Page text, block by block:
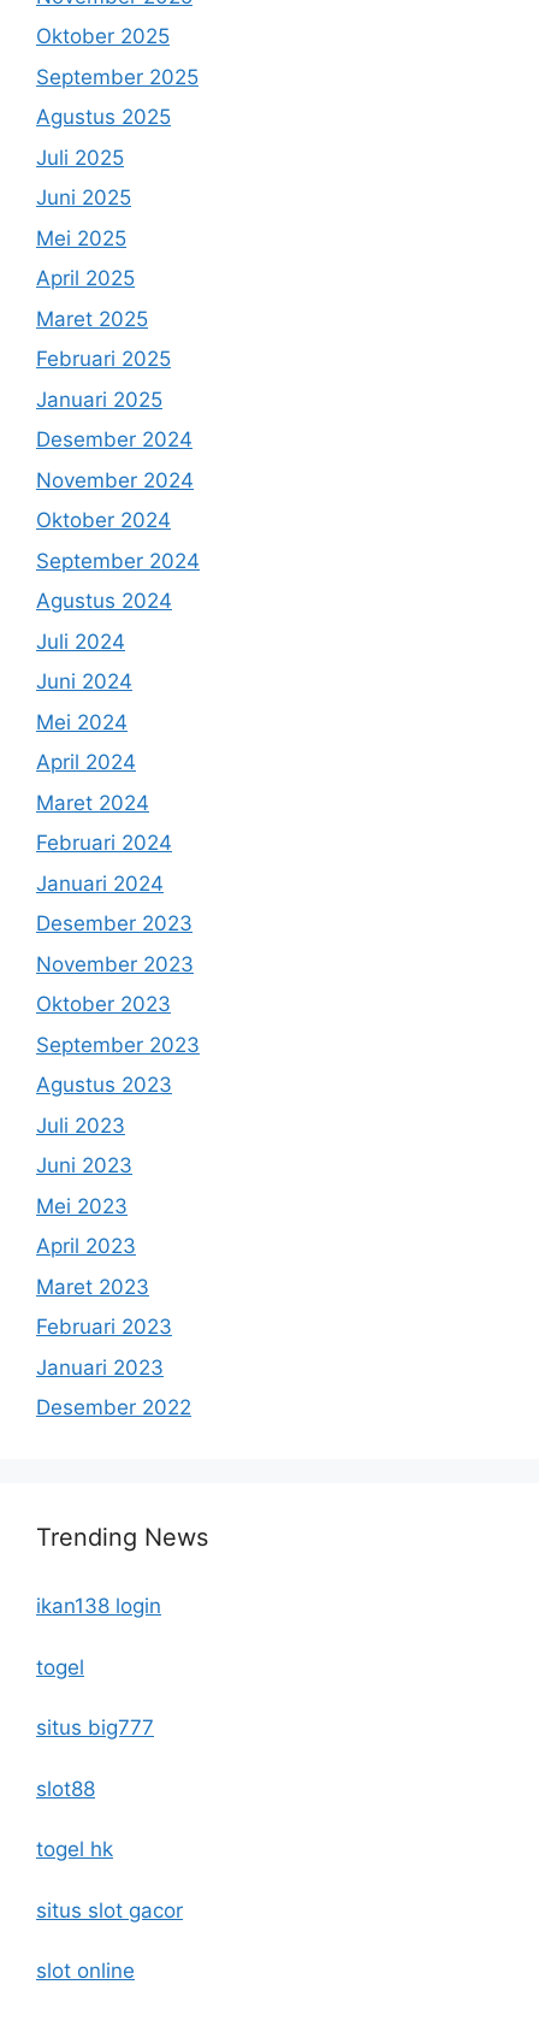
Oktober 2025
September 2025
Agustus 2025
Juli 2025
Juni 2025
Mei 2025
April 2025
Maret 2025
Februari 2025
Januari 2025
Desember 2024
November 2024
Oktober 2024
September 2024
Agustus 2024
Juli 2024
Juni 2024
Mei 2024
April 2024
Maret 2024
Februari 2024
Januari 2024
Desember 2023
November 2023
Oktober 2023
September 2023
Agustus 2023
Juli 2023
Juni 2023
Mei 2023
April 2023
Maret 2023
Februari 2023
Januari 2023
Desember 2022
Trending News
ikan138 login
togel
situs big777
slot88
togel hk
situs slot gacor
slot online